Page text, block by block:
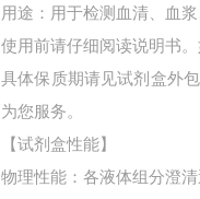
用途：用于检测血清、血
使用前请仔细阅读说明书
具体保质期请见试剂盒外
为您服务。
【试剂盒性能】
物理性能：各液体组分澄